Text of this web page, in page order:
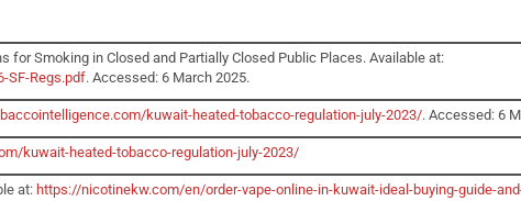
for Smoking in Closed and Partially Closed Public Places. Available at:
SF-Regs.pdf. Accessed: 6 March 2025.
kuwait-heated-tobacco-regulation-july-2023/. Accessed: 6
kuwait-heated-tobacco-regulation-july-2023/
at: https://nicotinekw.com/en/order-vape-online-in-kuwait-ideal-buying-guide-